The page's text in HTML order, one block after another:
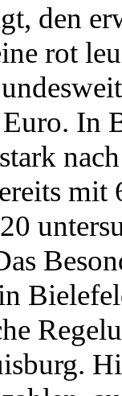
den
rot
In
mit